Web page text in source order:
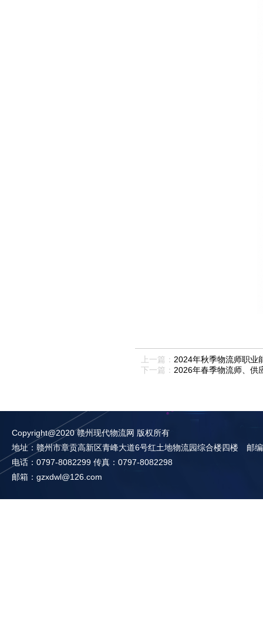
上一篇： 2024年秋季物流师职业
下一篇： 2026年春季物流师、供
Copyright@2020 赣州现代物流网 版权所有
地址：赣州市章贡高新区青峰大道6号红土地物流园综合楼四楼 邮
电话：0797-8082299 传真：0797-8082298
邮箱：gzxdwl@126.com